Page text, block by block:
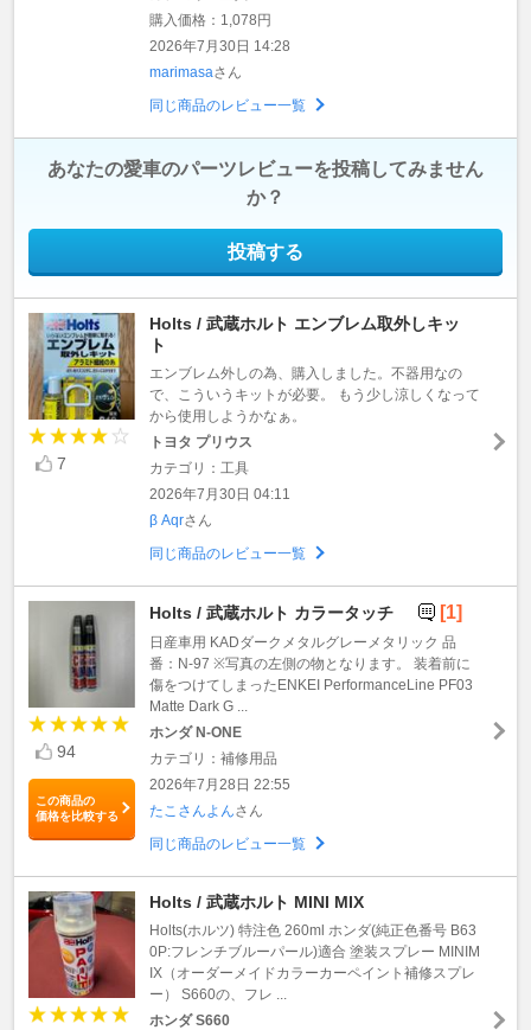
購入価格：1,078円
2026年7月30日 14:28
marimasaさん
同じ商品のレビュー一覧
あなたの愛車のパーツレビューを投稿してみません
か？
投稿する
7
Holts / 武蔵ホルト エンブレム取外しキッ
ト
エンブレム外しの為、購入しました。不器用なの
で、こういうキットが必要。 もう少し涼しくなって
から使用しようかなぁ。
トヨタ プリウス
カテゴリ：工具
2026年7月30日 04:11
β Aqrさん
同じ商品のレビュー一覧
94
この商品の
価格を比較する
Holts / 武蔵ホルト カラータッチ [1]
日産車用 KADダークメタルグレーメタリック 品
番：N-97 ※写真の左側の物となります。 装着前に
傷をつけてしまったENKEI PerformanceLine PF03
Matte Dark G ...
ホンダ N-ONE
カテゴリ：補修用品
2026年7月28日 22:55
たこさんよんさん
同じ商品のレビュー一覧
Holts / 武蔵ホルト MINI MIX
Holts(ホルツ) 特注色 260ml ホンダ(純正色番号 B63
0P:フレンチブルーパール)適合 塗装スプレー MINIM
IX（オーダーメイドカラーカーペイント補修スプレ
ー） S660の、フレ ...
ホンダ S660